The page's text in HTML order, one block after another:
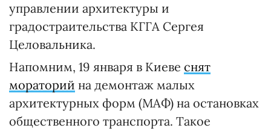
управлении архитектуры и
градостраительства КГГА Сергея
Целовальника.
Напомним, 19 января в Киеве снят
мораторий на демонтаж малых
архитектурных форм (МАФ) на остановках
общественного транспорта. Такое